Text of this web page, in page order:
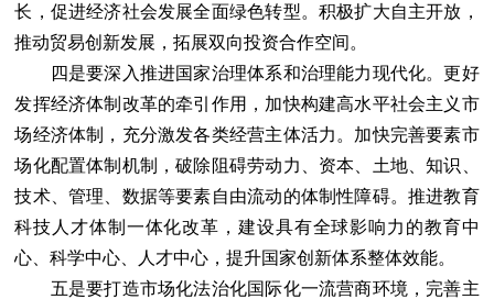
长，促进经济社会发展全面绿色转型。积极扩大自主开放，
推动贸易创新发展，拓展双向投资合作空间。
四是要深入推进国家治理体系和治理能力现代化。更好
发挥经济体制改革的牵引作用，加快构建高水平社会主义市
场经济体制，充分激发各类经营主体活力。加快完善要素市
场化配置体制机制，破除阻碍劳动力、资本、土地、知识、
技术、管理、数据等要素自由流动的体制性障碍。推进教育
科技人才体制一体化改革，建设具有全球影响力的教育中
心、科学中心、人才中心，提升国家创新体系整体效能。
五是要打造市场化法治化国际化一流营商环境，完善主